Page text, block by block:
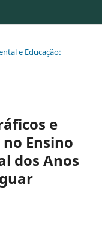
e Educação:
e
Ensino
dos Anos